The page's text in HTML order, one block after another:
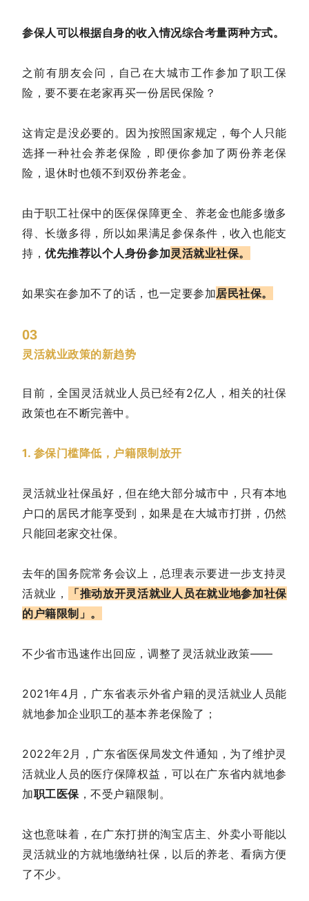
参保人可以根据自身的收入情况综合考量两种方式。
之前有朋友会问，自己在大城市工作参加了职工保
险，要不要在老家再买一份居民保险？
这肯定是没必要的。因为按照国家规定，每个人只能
选择一种社会养老保险，即便你参加了两份养老保
险，退休时也领不到双份养老金。
由于职工社保中的医保保障更全、养老金也能多缴多
得、长缴多得，所以如果满足参保条件，收入也能支
持，优先推荐以个人身份参加灵活就业社保。
如果实在参加不了的话，也一定要参加居民社保。
03
灵活就业政策的新趋势
目前，全国灵活就业人员已经有2亿人，相关的社保
政策也在不断完善中。
1. 参保门槛降低，户籍限制放开
灵活就业社保虽好，但在绝大部分城市中，只有本地
户口的居民才能享受到，如果是在大城市打拼，仍然
只能回老家交社保。
去年的国务院常务会议上，总理表示要进一步支持灵
活就业，
「推动放开灵活就业人员在就业地参加社保
的户籍限制」。
不少省市迅速作出回应，调整了灵活就业政策——
2021年4月，广东省表示外省户籍的灵活就业人员能
就地参加企业职工的基本养老保险了；
2022年2月，广东省医保局发文件通知，为了维护灵
活就业人员的医疗保障权益，可以在广东省内就地参
加职工医保 ，不受户籍限制。
这也意味着，在广东打拼的淘宝店主、外卖小哥能以
灵活就业的方就地缴纳社保，以后的养老、看病方便
了不少。